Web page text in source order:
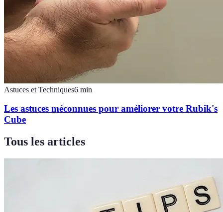
Astuces et Techniques6 min
Les astuces méconnues pour améliorer votre Rubik's
Cube
Tous les articles